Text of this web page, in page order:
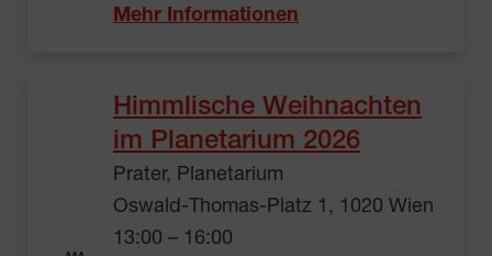
Mehr Informationen
Himmlische Weihnachten
im Planetarium 2026
Prater, Planetarium
Oswald-Thomas-Platz 1, 1020 Wien
13:00 – 16:00